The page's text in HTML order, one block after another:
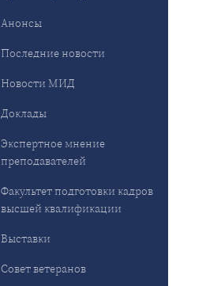
Анонсы
Последние новости
Новости МИД
Доклады
Экспертное мнение
преподавателей
Факультет подготовки кадров
высшей квалификации
Выставки
Совет ветеранов